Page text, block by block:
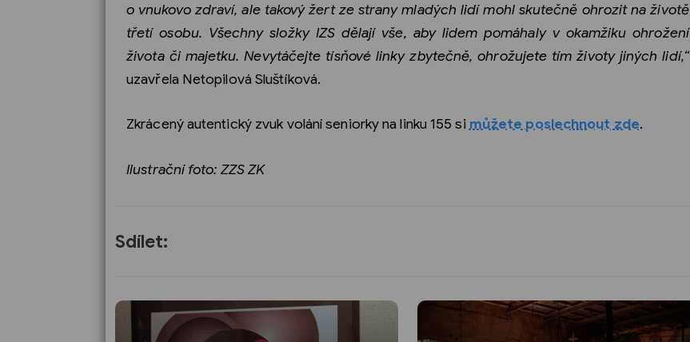
o vnukovo zdraví, ale takový žert ze strany mladých lidí mohl skutečně ohrozit na životě
třetí osobu. Všechny složky IZS dělají vše, aby lidem pomáhaly v okamžiku ohrožení
života či majetku. Nevytáčejte tísňové linky zbytečně, ohrožujete tím životy jiných lidí,“
uzavřela Netopilová Sluštíková.
Zkrácený autentický zvuk volání seniorky na linku 155 si můžete poslechnout zde.
Ilustrační foto: ZZS ZK
Sdílet: